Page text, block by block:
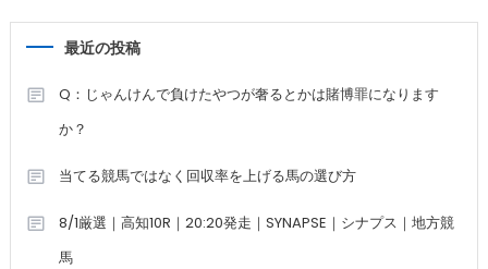
最近の投稿
Q：じゃんけんで負けたやつが奢るとかは賭博罪になります
か？
当てる競馬ではなく回収率を上げる馬の選び方
8/1厳選｜高知10R｜20:20発走｜SYNAPSE｜シナプス｜地方競
馬